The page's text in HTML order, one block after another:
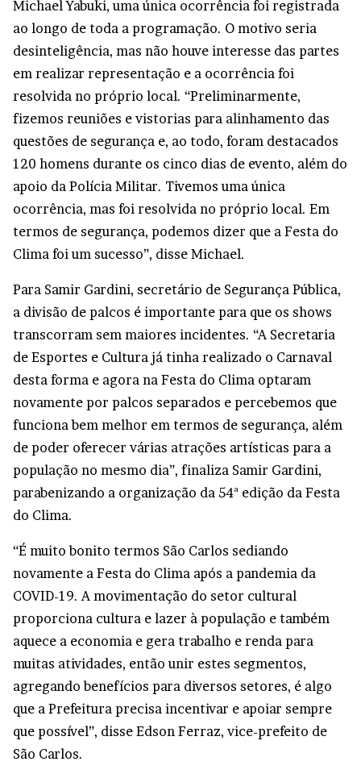
Michael Yabuki, uma única ocorrência foi registrada
ao longo de toda a programação. O motivo seria
desinteligência, mas não houve interesse das partes
em realizar representação e a ocorrência foi
resolvida no próprio local. “Preliminarmente,
fizemos reuniões e vistorias para alinhamento das
questões de segurança e, ao todo, foram destacados
120 homens durante os cinco dias de evento, além do
apoio da Polícia Militar. Tivemos uma única
ocorrência, mas foi resolvida no próprio local. Em
termos de segurança, podemos dizer que a Festa do
Clima foi um sucesso”, disse Michael.
Para Samir Gardini, secretário de Segurança Pública,
a divisão de palcos é importante para que os shows
transcorram sem maiores incidentes. “A Secretaria
de Esportes e Cultura já tinha realizado o Carnaval
desta forma e agora na Festa do Clima optaram
novamente por palcos separados e percebemos que
funciona bem melhor em termos de segurança, além
de poder oferecer várias atrações artísticas para a
população no mesmo dia”, finaliza Samir Gardini,
parabenizando a organização da 54ª edição da Festa
do Clima.
“É muito bonito termos São Carlos sediando
novamente a Festa do Clima após a pandemia da
COVID-19. A movimentação do setor cultural
proporciona cultura e lazer à população e também
aquece a economia e gera trabalho e renda para
muitas atividades, então unir estes segmentos,
agregando benefícios para diversos setores, é algo
que a Prefeitura precisa incentivar e apoiar sempre
que possível”, disse Edson Ferraz, vice-prefeito de
São Carlos.